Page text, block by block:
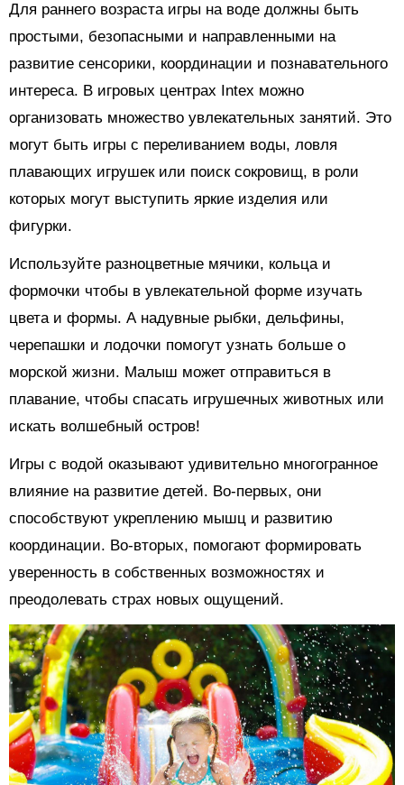
Для раннего возраста игры на воде должны быть
простыми, безопасными и направленными на
развитие сенсорики, координации и познавательного
интереса. В игровых центрах Intex можно
организовать множество увлекательных занятий. Это
могут быть игры с переливанием воды, ловля
плавающих игрушек или поиск сокровищ, в роли
которых могут выступить яркие изделия или
фигурки.
Используйте разноцветные мячики, кольца и
формочки чтобы в увлекательной форме изучать
цвета и формы. А надувные рыбки, дельфины,
черепашки и лодочки помогут узнать больше о
морской жизни. Малыш может отправиться в
плавание, чтобы спасать игрушечных животных или
искать волшебный остров!
Игры с водой оказывают удивительно многогранное
влияние на развитие детей. Во-первых, они
способствуют укреплению мышц и развитию
координации. Во-вторых, помогают формировать
уверенность в собственных возможностях и
преодолевать страх новых ощущений.